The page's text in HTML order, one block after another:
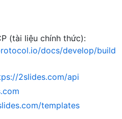
(tài liệu chính thức):
docs/develop/build
2slides.com/api
templates